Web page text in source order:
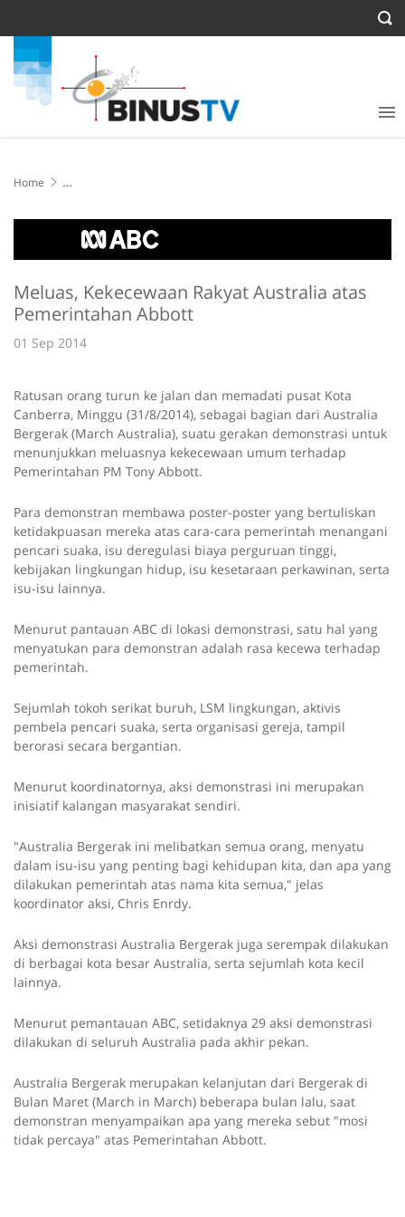
Home
Meluas, Kekecewaan Rakyat Australia atas
Pemerintahan Abbott
01 Sep 2014
Ratusan orang turun ke jalan dan memadati pusat Kota
Canberra, Minggu (31/8/2014), sebagai bagian dari Australia
Bergerak (March Australia), suatu gerakan demonstrasi untuk
menunjukkan meluasnya kekecewaan umum terhadap
Pemerintahan PM Tony Abbott.
Para demonstran membawa poster-poster yang bertuliskan
ketidakpuasan mereka atas cara-cara pemerintah menangani
pencari suaka, isu deregulasi biaya perguruan tinggi,
kebijakan lingkungan hidup, isu kesetaraan perkawinan, serta
isu-isu lainnya.
Menurut pantauan ABC di lokasi demonstrasi, satu hal yang
menyatukan para demonstran adalah rasa kecewa terhadap
pemerintah.
Sejumlah tokoh serikat buruh, LSM lingkungan, aktivis
pembela pencari suaka, serta organisasi gereja, tampil
berorasi secara bergantian.
Menurut koordinatornya, aksi demonstrasi ini merupakan
inisiatif kalangan masyarakat sendiri.
"Australia Bergerak ini melibatkan semua orang, menyatu
dalam isu-isu yang penting bagi kehidupan kita, dan apa yang
dilakukan pemerintah atas nama kita semua," jelas
koordinator aksi, Chris Enrdy.
Aksi demonstrasi Australia Bergerak juga serempak dilakukan
di berbagai kota besar Australia, serta sejumlah kota kecil
lainnya.
Menurut pemantauan ABC, setidaknya 29 aksi demonstrasi
dilakukan di seluruh Australia pada akhir pekan.
Australia Bergerak merupakan kelanjutan dari Bergerak di
Bulan Maret (March in March) beberapa bulan lalu, saat
demonstran menyampaikan apa yang mereka sebut "mosi
tidak percaya" atas Pemerintahan Abbott.